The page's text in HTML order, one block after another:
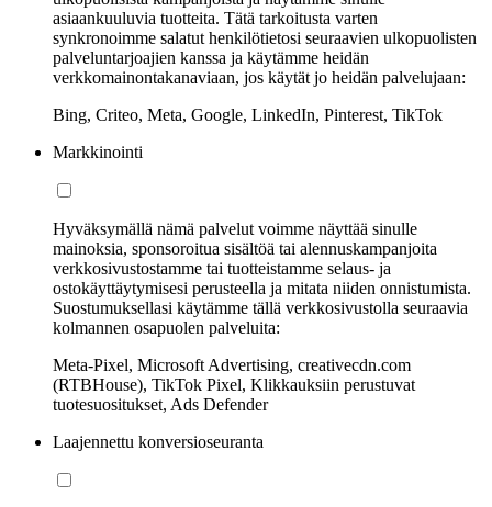
asiaankuuluvia tuotteita. Tätä tarkoitusta varten
synkronoimme salatut henkilötietosi seuraavien ulkopuolisten
palveluntarjoajien kanssa ja käytämme heidän
verkkomainontakanaviaan, jos käytät jo heidän palvelujaan:
Bing, Criteo, Meta, Google, LinkedIn, Pinterest, TikTok
Markkinointi
Hyväksymällä nämä palvelut voimme näyttää sinulle
mainoksia, sponsoroitua sisältöä tai alennuskampanjoita
verkkosivustostamme tai tuotteistamme selaus- ja
ostokäyttäytymisesi perusteella ja mitata niiden onnistumista.
Suostumuksellasi käytämme tällä verkkosivustolla seuraavia
kolmannen osapuolen palveluita:
Meta-Pixel, Microsoft Advertising, creativecdn.com
(RTBHouse), TikTok Pixel, Klikkauksiin perustuvat
tuotesuositukset, Ads Defender
Laajennettu konversioseuranta